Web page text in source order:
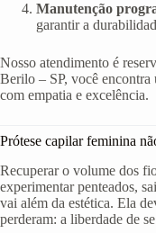
Manutenção
garantir a
Nosso atendimento é
Berilo – SP, você encontra
com empatia e excelência.
Prótese capilar feminina
Recuperar o volume dos
experimentar penteados,
vai além da estética. Ela
perderam: a liberdade de